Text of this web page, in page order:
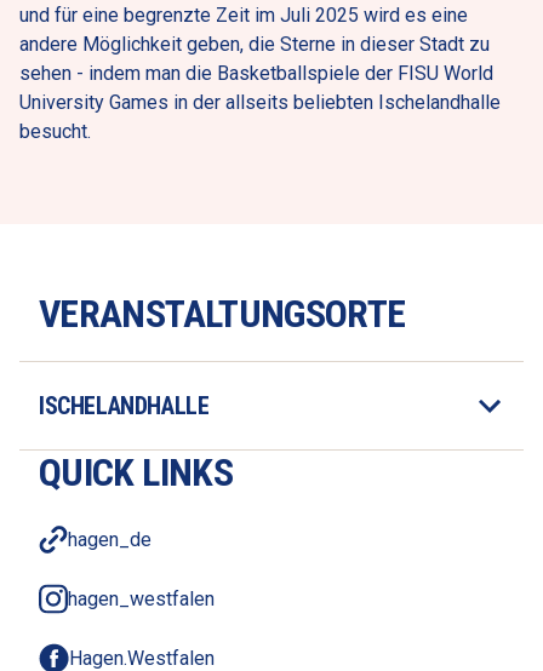
und für eine begrenzte Zeit im Juli 2025 wird es eine
andere Möglichkeit geben, die Sterne in dieser Stadt zu
sehen - indem man die Basketballspiele der FISU World
University Games in der allseits beliebten Ischelandhalle
besucht.
VERANSTALTUNGSORTE
ISCHELANDHALLE
QUICK LINKS
hagen_de
hagen_westfalen
Hagen.Westfalen